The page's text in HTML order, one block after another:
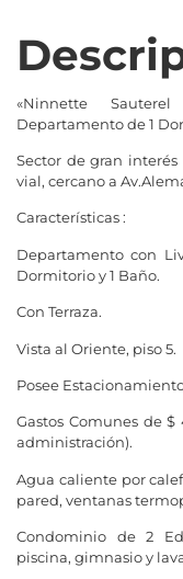
«Ninnette Sauterel
Departamento de 1
Sector de gran
vial, cercano a
Características :
Departamento con
Dormitorio y 1 Baño.
Con Terraza.
Vista al Oriente, piso 5.
Posee
Gastos Comunes de
administración).
Agua caliente por
pared, ventanas
Condominio de 2
piscina, gimnasio y